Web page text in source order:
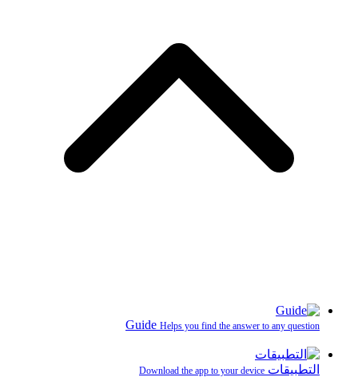
Guide Helps you find the answer to any question
التطبيقات Download the app to your device